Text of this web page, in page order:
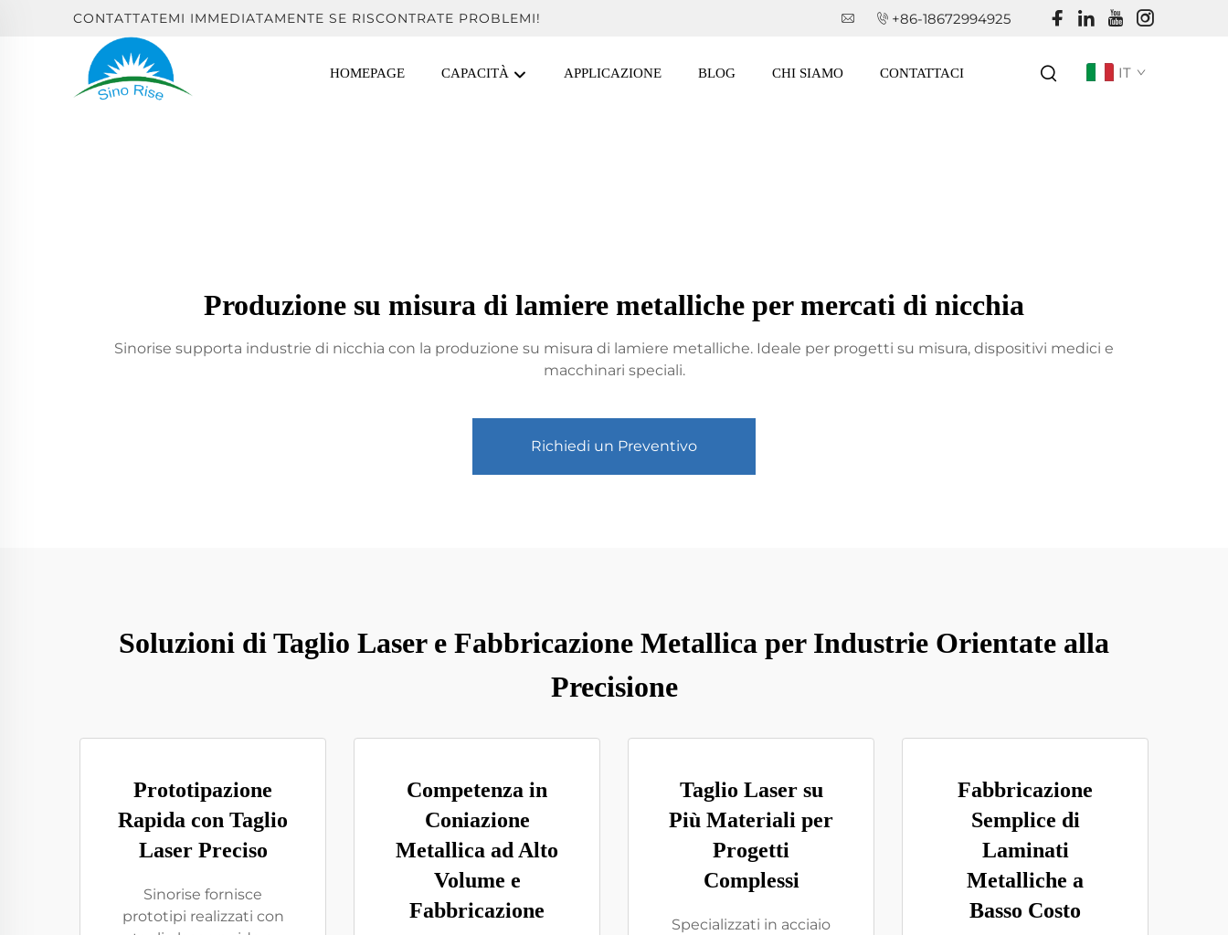
CONTATTATEMI IMMEDIATAMENTE SE RISCONTRATE PROBLEMI! +86-18672994925
HOMEPAGE CAPACITÀ APPLICAZIONE BLOG CHI SIAMO CONTATTACI IT
Produzione su misura di lamiere metalliche per mercati di nicchia
Sinorise supporta industrie di nicchia con la produzione su misura di lamiere metalliche. Ideale per progetti su misura, dispositivi medici e
macchinari speciali.
Richiedi un Preventivo
Soluzioni di Taglio Laser e Fabbricazione Metallica per Industrie Orientate alla
Precisione
Prototipazione
Rapida con Taglio
Laser Preciso
Sinorise fornisce
prototipi realizzati con
Competenza in
Coniazione
Metallica ad Alto
Volume e
Fabbricazione
Taglio Laser su
Più Materiali per
Progetti
Complessi
Specializzati in acciaio
Fabbricazione
Semplice di
Laminati
Metalliche a
Basso Costo